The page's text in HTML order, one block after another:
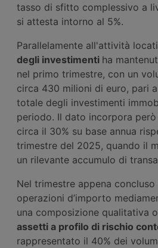
tasso di sfitto complessivo a
si attesta intorno al 5%.
Parallelamente all'attività
degli investimenti ha
nel primo trimestre, con un
circa 430 milioni di euro, pari
totale degli investimenti
periodo. Il dato incorpora
circa il 30% su base annua
trimestre del 2025, quando il
un rilevante accumulo di
Nel trimestre appena concluso
operazioni d’importo
una composizione qualitativa
assetti a profilo di rischio
rappresentato il 40% dei